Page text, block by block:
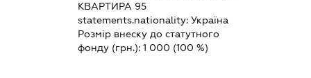
КВАРТИРА 95
statements.nationality:Україна
Розмір внеску до статутного
фонду (грн.):1 000 (100 %)